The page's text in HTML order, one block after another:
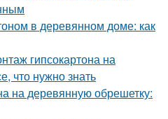
в деревянном доме: как
гипсокартона на
что нужно знать
на деревянную обрешетку: